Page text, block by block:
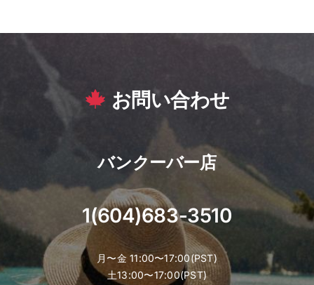
お問い合わせ
バンクーバー店
1(604)683-3510
月〜金 11:00〜17:00(PST)
土13:00〜17:00(PST)